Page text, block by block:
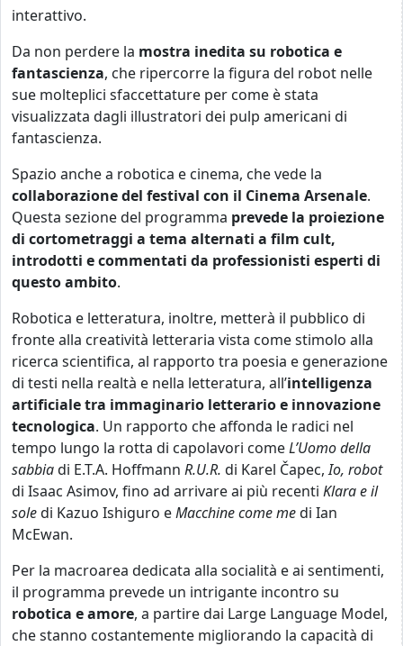
interattivo.
Da non perdere la mostra inedita su robotica e
fantascienza, che ripercorre la figura del robot nelle
sue molteplici sfaccettature per come è stata
visualizzata dagli illustratori dei pulp americani di
fantascienza.
Spazio anche a robotica e cinema, che vede la
collaborazione del festival con il Cinema Arsenale.
Questa sezione del programma prevede la proiezione
di cortometraggi a tema alternati a film cult,
introdotti e commentati da professionisti esperti di
questo ambito.
Robotica e letteratura, inoltre, metterà il pubblico di
fronte alla creatività letteraria vista come stimolo alla
ricerca scientifica, al rapporto tra poesia e generazione
di testi nella realtà e nella letteratura, all’intelligenza
artificiale tra immaginario letterario e innovazione
tecnologica. Un rapporto che affonda le radici nel
tempo lungo la rotta di capolavori comeL’Uomo della
sabbiadi E.T.A. Hoffmann R.U.R. di Karel Čapec,Io, robot
di Isaac Asimov, fino ad arrivare ai più recenti Klara e il
soledi Kazuo Ishiguro eMacchine come medi Ian
McEwan.
Per la macroarea dedicata alla socialità e ai sentimenti,
il programma prevede un intrigante incontro su
robotica e amore, a partire dai Large Language Model,
che stanno costantemente migliorando la capacità di